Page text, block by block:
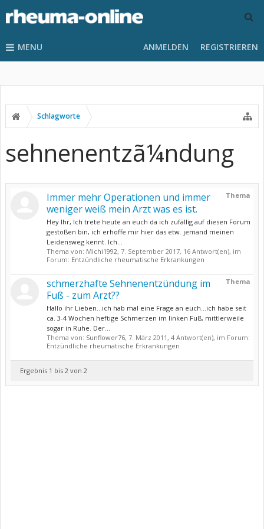
MENU ANMELDEN REGISTRIEREN
Schlagworte
sehnenentzã¼ndung
Thema
Immer mehr Operationen und immer
weniger weiß mein Arzt was es ist.
Hey Ihr, Ich trete heute an euch da ich zufällig auf diesen Forum
gestoßen bin, ich erhoffe mir hier das etw. jemand meinen
Leidensweg kennt. Ich...
Thema von: Michi1992, 7. September 2017, 16 Antwort(en), im
Forum: Entzündliche rheumatische Erkrankungen
Thema
schmerzhafte Sehnenentzündung im
Fuß - zum Arzt??
Hallo ihr Lieben...ich hab mal eine Frage an euch...ich habe seit
ca. 3-4 Wochen heftige Schmerzen im linken Fuß, mittlerweile
sogar in Ruhe. Der...
Thema von: Sunflower76, 7. März 2011, 4 Antwort(en), im Forum:
Entzündliche rheumatische Erkrankungen
Ergebnis 1 bis 2 von 2